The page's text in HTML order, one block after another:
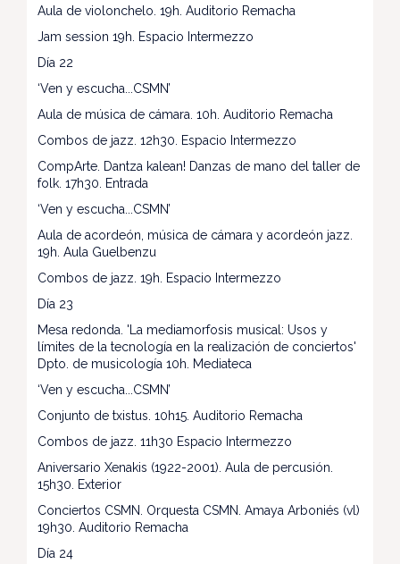
Aula de violonchelo. 19h. Auditorio Remacha
Jam session 19h. Espacio Intermezzo
Día 22
‘Ven y escucha...CSMN’
Aula de música de cámara. 10h. Auditorio Remacha
Combos de jazz. 12h30. Espacio Intermezzo
CompArte. Dantza kalean! Danzas de mano del taller de
folk. 17h30. Entrada
‘Ven y escucha...CSMN’
Aula de acordeón, música de cámara y acordeón jazz.
19h. Aula Guelbenzu
Combos de jazz. 19h. Espacio Intermezzo
Día 23
Mesa redonda. 'La mediamorfosis musical: Usos y
límites de la tecnología en la realización de conciertos'
Dpto. de musicología 10h. Mediateca
‘Ven y escucha...CSMN’
Conjunto de txistus. 10h15. Auditorio Remacha
Combos de jazz. 11h30 Espacio Intermezzo
Aniversario Xenakis (1922-2001). Aula de percusión.
15h30. Exterior
Conciertos CSMN. Orquesta CSMN. Amaya Arboniés (vl)
19h30. Auditorio Remacha
Día 24